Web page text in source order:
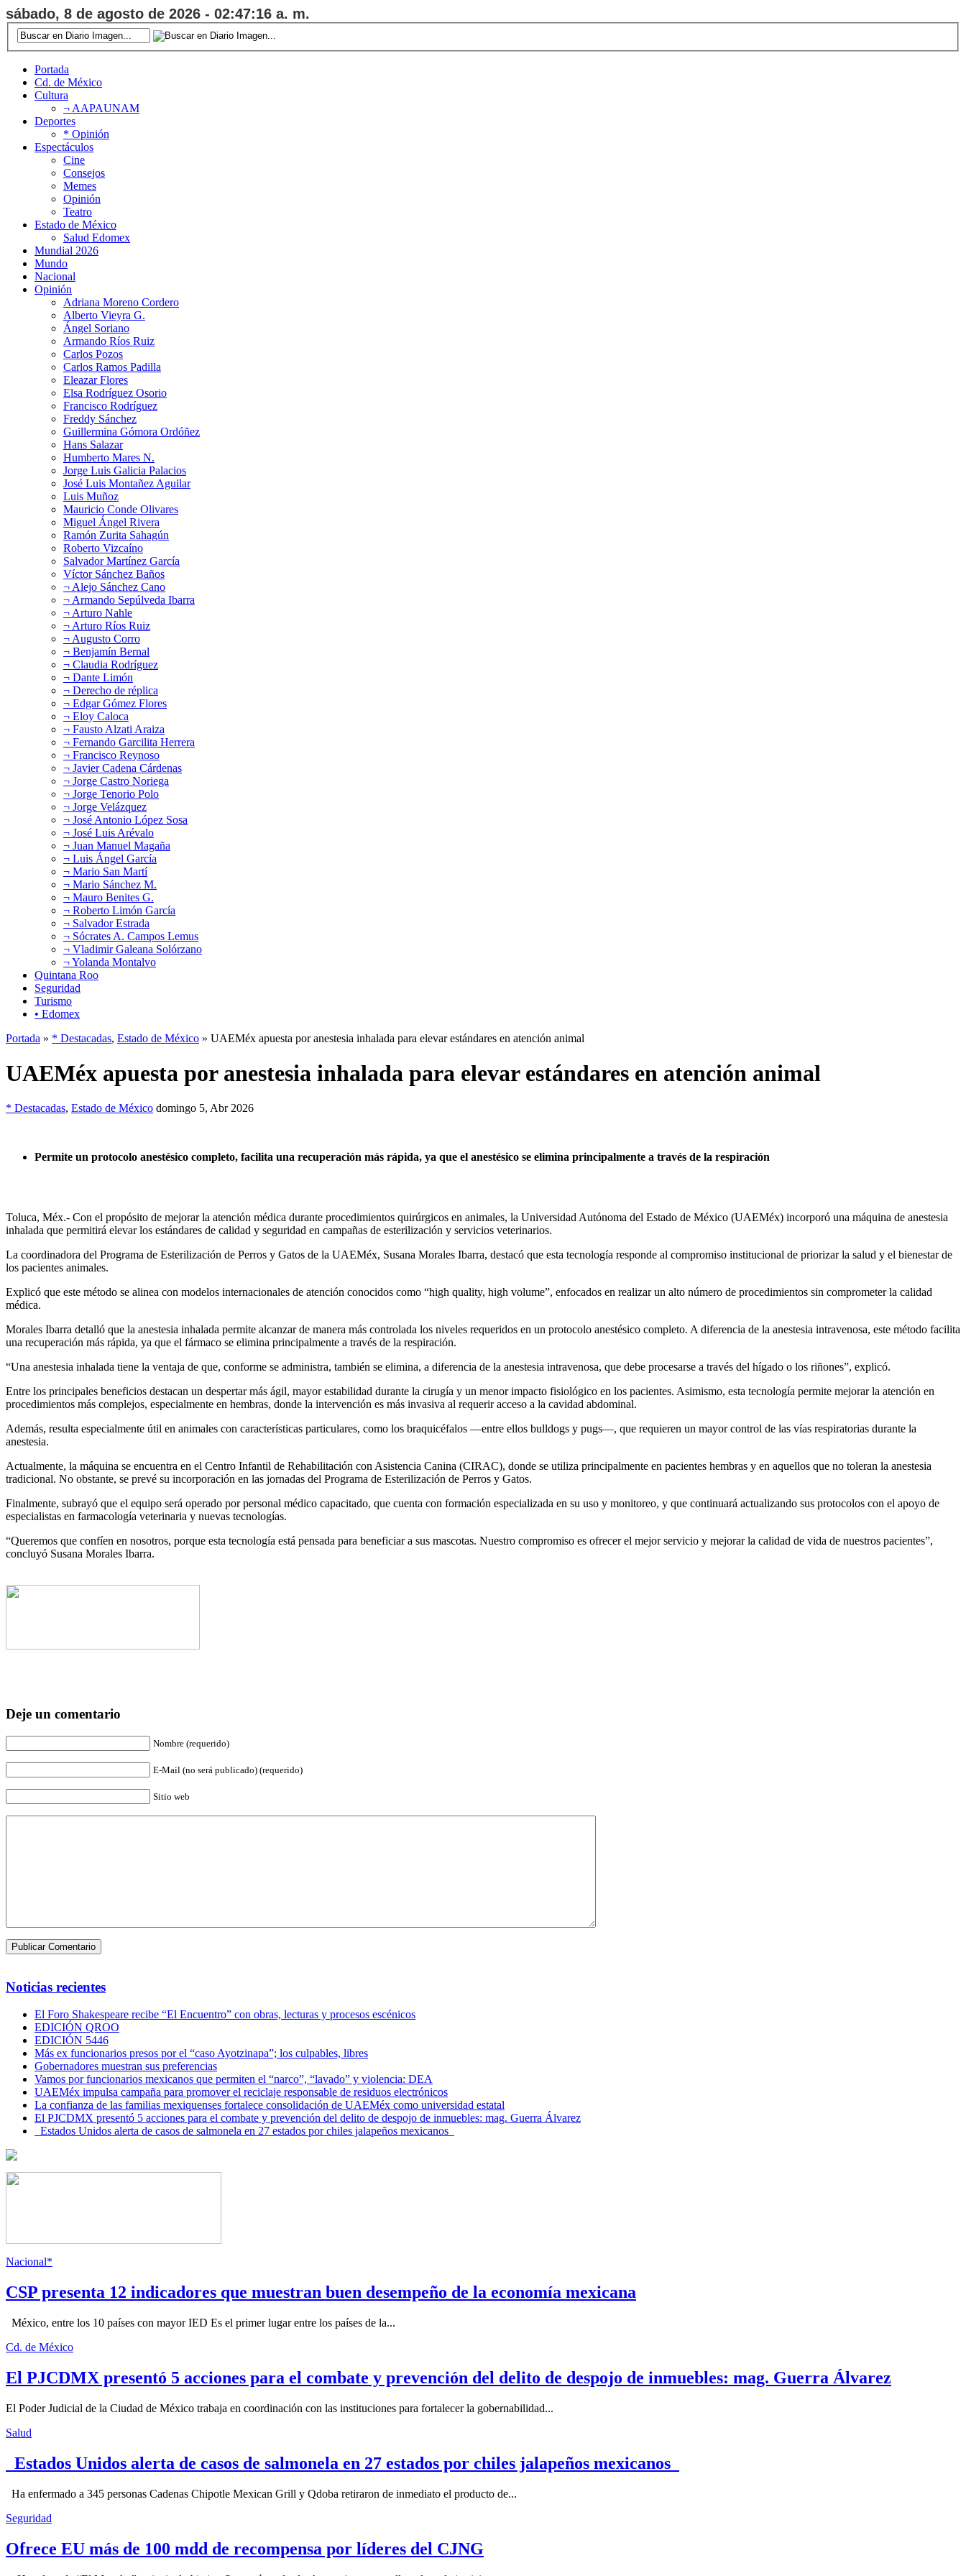
sábado, 8 de agosto de 2026 - 02:47:17 a. m.
Portada
Cd. de México
Cultura
¬ AAPAUNAM
Deportes
* Opinión
Espectáculos
Cine
Consejos
Memes
Opinión
Teatro
Estado de México
Salud Edomex
Mundial 2026
Mundo
Nacional
Opinión
Adriana Moreno Cordero
Alberto Vieyra G.
Ángel Soriano
Armando Ríos Ruiz
Carlos Pozos
Carlos Ramos Padilla
Eleazar Flores
Elsa Rodríguez Osorio
Francisco Rodríguez
Freddy Sánchez
Guillermina Gómora Ordóñez
Hans Salazar
Humberto Mares N.
Jorge Luis Galicia Palacios
José Luis Montañez Aguilar
Luis Muñoz
Mauricio Conde Olivares
Miguel Ángel Rivera
Ramón Zurita Sahagún
Roberto Vizcaíno
Salvador Martínez García
Víctor Sánchez Baños
¬ Alejo Sánchez Cano
¬ Armando Sepúlveda Ibarra
¬ Arturo Nahle
¬ Arturo Ríos Ruiz
¬ Augusto Corro
¬ Benjamín Bernal
¬ Claudia Rodríguez
¬ Dante Limón
¬ Derecho de réplica
¬ Edgar Gómez Flores
¬ Eloy Caloca
¬ Fausto Alzati Araiza
¬ Fernando Garcilita Herrera
¬ Francisco Reynoso
¬ Javier Cadena Cárdenas
¬ Jorge Castro Noriega
¬ Jorge Tenorio Polo
¬ Jorge Velázquez
¬ José Antonio López Sosa
¬ José Luis Arévalo
¬ Juan Manuel Magaña
¬ Luis Ángel García
¬ Mario San Martí
¬ Mario Sánchez M.
¬ Mauro Benites G.
¬ Roberto Limón García
¬ Salvador Estrada
¬ Sócrates A. Campos Lemus
¬ Vladimir Galeana Solórzano
¬ Yolanda Montalvo
Quintana Roo
Seguridad
Turismo
• Edomex
Portada » * Destacadas, Estado de México » UAEMéx apuesta por anestesia inhalada para elevar estándares en atención animal
UAEMéx apuesta por anestesia inhalada para elevar estándares en atención animal
* Destacadas, Estado de México domingo 5, Abr 2026
Permite un protocolo anestésico completo, facilita una recuperación más rápida, ya que el anestésico se elimina principalmente a través de la respiración
Toluca, Méx.- Con el propósito de mejorar la atención médica durante procedimientos quirúrgicos en animales, la Universidad Autónoma del Estado de México (UAEMéx) incorporó una máquina de anestesia
inhalada que permitirá elevar los estándares de calidad y seguridad en campañas de esterilización y servicios veterinarios.
La coordinadora del Programa de Esterilización de Perros y Gatos de la UAEMéx, Susana Morales Ibarra, destacó que esta tecnología responde al compromiso institucional de priorizar la salud y el bienestar de
los pacientes animales.
Explicó que este método se alinea con modelos internacionales de atención conocidos como “high quality, high volume”, enfocados en realizar un alto número de procedimientos sin comprometer la calidad
médica.
Morales Ibarra detalló que la anestesia inhalada permite alcanzar de manera más controlada los niveles requeridos en un protocolo anestésico completo. A diferencia de la anestesia intravenosa, este método facilita
una recuperación más rápida, ya que el fármaco se elimina principalmente a través de la respiración.
“Una anestesia inhalada tiene la ventaja de que, conforme se administra, también se elimina, a diferencia de la anestesia intravenosa, que debe procesarse a través del hígado o los riñones”, explicó.
Entre los principales beneficios destacan un despertar más ágil, mayor estabilidad durante la cirugía y un menor impacto fisiológico en los pacientes. Asimismo, esta tecnología permite mejorar la atención en
procedimientos más complejos, especialmente en hembras, donde la intervención es más invasiva al requerir acceso a la cavidad abdominal.
Además, resulta especialmente útil en animales con características particulares, como los braquicéfalos —entre ellos bulldogs y pugs—, que requieren un mayor control de las vías respiratorias durante la
anestesia.
Actualmente, la máquina se encuentra en el Centro Infantil de Rehabilitación con Asistencia Canina (CIRAC), donde se utiliza principalmente en pacientes hembras y en aquellos que no toleran la anestesia
tradicional. No obstante, se prevé su incorporación en las jornadas del Programa de Esterilización de Perros y Gatos.
Finalmente, subrayó que el equipo será operado por personal médico capacitado, que cuenta con formación especializada en su uso y monitoreo, y que continuará actualizando sus protocolos con el apoyo de
especialistas en farmacología veterinaria y nuevas tecnologías.
“Queremos que confíen en nosotros, porque esta tecnología está pensada para beneficiar a sus mascotas. Nuestro compromiso es ofrecer el mejor servicio y mejorar la calidad de vida de nuestros pacientes”,
concluyó Susana Morales Ibarra.
Deje un comentario
Nombre (requerido)
E-Mail (no será publicado) (requerido)
Sitio web
Noticias recientes
El Foro Shakespeare recibe “El Encuentro” con obras, lecturas y procesos escénicos
EDICIÓN QROO
EDICIÓN 5446
Más ex funcionarios presos por el “caso Ayotzinapa”; los culpables, libres
Gobernadores muestran sus preferencias
Vamos por funcionarios mexicanos que permiten el “narco”, “lavado” y violencia: DEA
UAEMéx impulsa campaña para promover el reciclaje responsable de residuos electrónicos
La confianza de las familias mexiquenses fortalece consolidación de UAEMéx como universidad estatal
El PJCDMX presentó 5 acciones para el combate y prevención del delito de despojo de inmuebles: mag. Guerra Álvarez
Estados Unidos alerta de casos de salmonela en 27 estados por chiles jalapeños mexicanos
Nacional*
CSP presenta 12 indicadores que muestran buen desempeño de la economía mexicana
México, entre los 10 países con mayor IED Es el primer lugar entre los países de la...
Cd. de México
El PJCDMX presentó 5 acciones para el combate y prevención del delito de despojo de inmuebles: mag. Guerra Álvarez
El Poder Judicial de la Ciudad de México trabaja en coordinación con las instituciones para fortalecer la gobernabilidad...
Salud
Estados Unidos alerta de casos de salmonela en 27 estados por chiles jalapeños mexicanos
Ha enfermado a 345 personas Cadenas Chipotle Mexican Grill y Qdoba retiraron de inmediato el producto de...
Seguridad
Ofrece EU más de 100 mdd de recompensa por líderes del CJNG